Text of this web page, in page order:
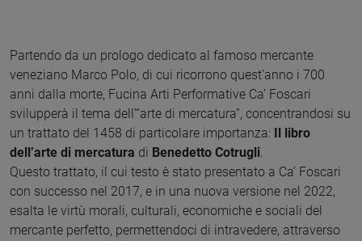
Partendo da un prologo dedicato al famoso mercante
veneziano Marco Polo, di cui ricorrono quest’anno i 700
anni dalla morte, Fucina Arti Performative Ca’ Foscari
svilupperà il tema dell’“arte di mercatura”, concentrandosi su
un trattato del 1458 di particolare importanza:
Il libro
dell’arte di mercatura di Benedetto Cotrugli.
Questo trattato, il cui testo è stato presentato a Ca’ Foscari
con successo nel 2017, e in una nuova versione nel 2022,
esalta le virtù morali, culturali, economiche e sociali del
mercante perfetto, permettendoci di intravedere, attraverso